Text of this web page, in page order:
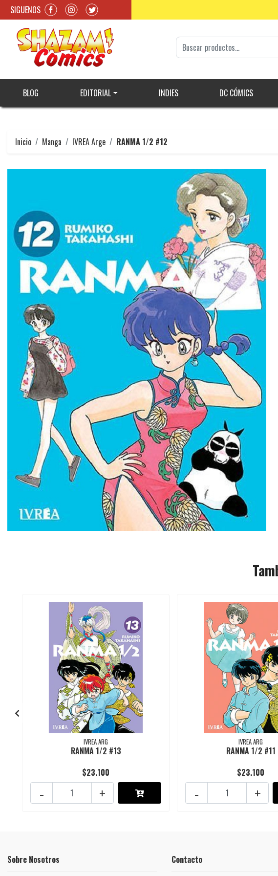
SIGUENOS
BLOG EDITORIAL INDIES DC CÓMICS
Inicio Manga IVREA Arge RANMA 1/2 #12
IVREA ARG
RANMA 1/2 #13
$23.100
+
-
IVREA ARG
RANMA 1/2 #11
$23.100
+
-
Sobre Nosotros Contacto